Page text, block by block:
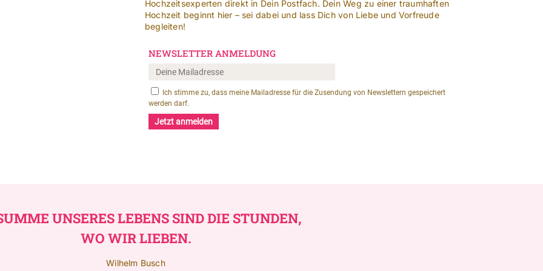
Hochzeitsexperten direkt in Dein Postfach. Dein Weg zu einer traumhaften
Hochzeit beginnt hier – sei dabei und lass Dich von Liebe und Vorfreude
begleiten!
UNSERES LEBENS SIND DIE STUNDEN,
WO WIR LIEBEN.
Wilhelm Busch